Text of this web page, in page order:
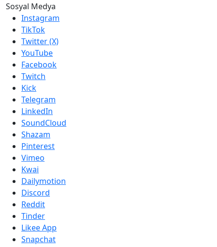
Sosyal Medya
Instagram
TikTok
Twitter (X)
YouTube
Facebook
Twitch
Kick
Telegram
LinkedIn
SoundCloud
Shazam
Pinterest
Vimeo
Kwai
Dailymotion
Discord
Reddit
Tinder
Likee App
Snapchat